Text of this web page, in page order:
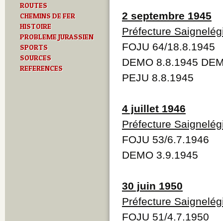
ROUTES
CHEMINS DE FER
HISTOIRE
PROBLEME JURASSIEN
SPORTS
SOURCES
REFERENCES
2 septembre 1945
Préfecture
FOJU 64/18.8.1945
DEMO 8.8.1945
PEJU 8.8.1945
4 juillet 1946
Préfecture
FOJU 53/6.7.1946
DEMO 3.9.1945
30 juin 1950
Préfecture
FOJU 51/4.7.1950